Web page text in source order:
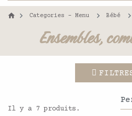
Categories - Menu Bébé
Ensembles,
Il y a 7 produits.